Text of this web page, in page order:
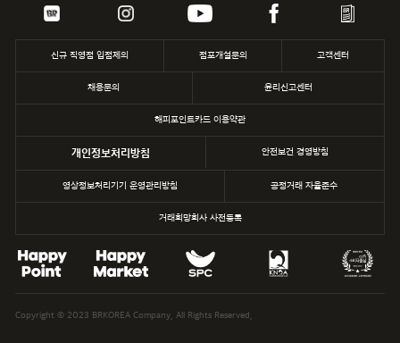
던킨
신규 직영점 입점제의 점포개설문의 고객센터
채용문의 윤리신고센터
해피포인트카드 이용약관
개인정보처리방침 안전보건 경영방침
영상정보처리기기 운영관리방침 공정거래 자율준수
거래희망회사 사전등록
Copyright © 2023 BRKOREA Company. All Rights Reserved.